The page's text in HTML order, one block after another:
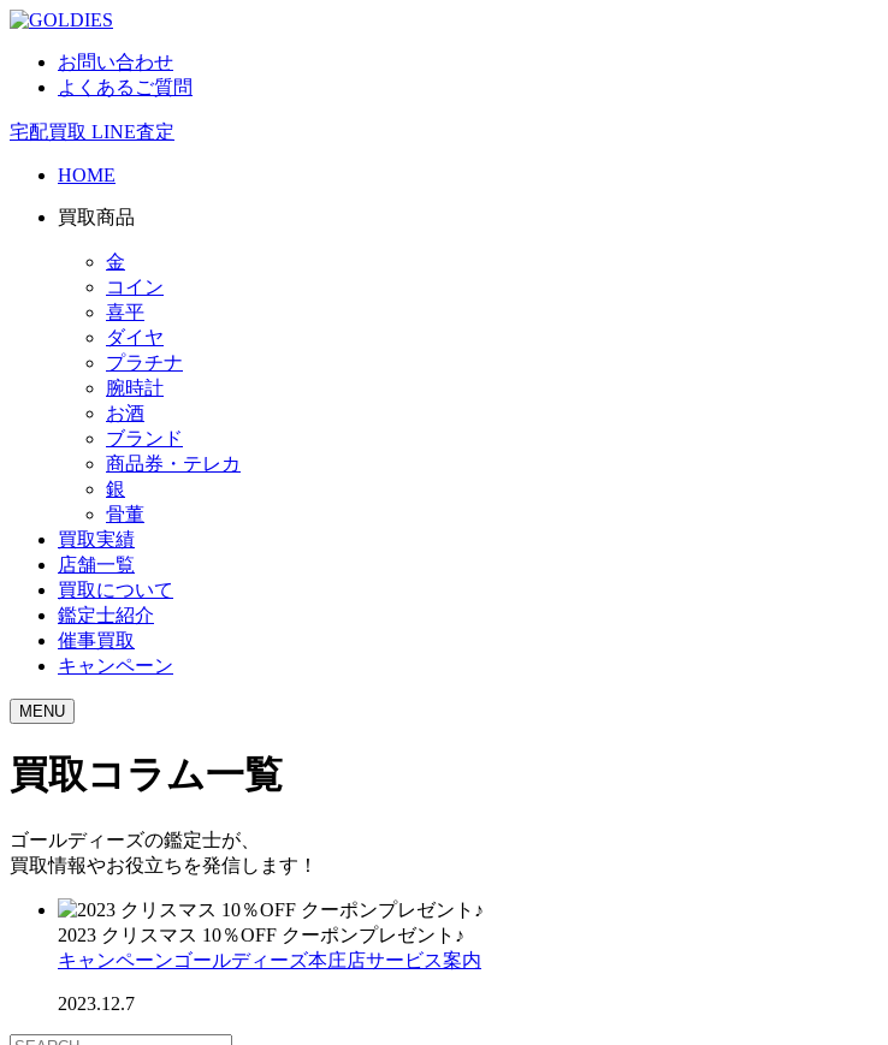
お問い合わせ
よくあるご質問
宅配買取 LINE査定
HOME
買取商品
金
コイン
喜平
ダイヤ
プラチナ
腕時計
お酒
ブランド
商品券・テレカ
銀
骨董
買取実績
店舗一覧
買取について
鑑定士紹介
催事買取
キャンペーン
MENU
買取コラム一覧
ゴールディーズの鑑定士が、
買取情報やお役立ちを発信します！
2023 クリスマス 10％OFF クーポンプレゼント♪
キャンペーンゴールディーズ本庄店サービス案内
2023.12.7